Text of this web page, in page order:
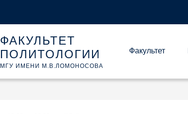
ФАКУЛЬТЕТ
ПОЛИТОЛОГИИ
МГУ ИМЕНИ М.В.ЛОМОНОСОВА
Факультет